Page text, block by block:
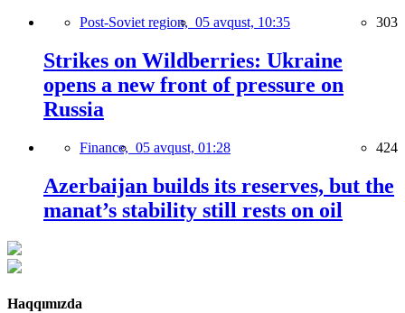
Post-Soviet region, 05 avqust, 10:35 303
Strikes on Wildberries: Ukraine
opens a new front of pressure on
Russia
Finance, 05 avqust, 01:28 424
Azerbaijan builds its reserves, but the
manat’s stability still rests on oil
Haqqımızda